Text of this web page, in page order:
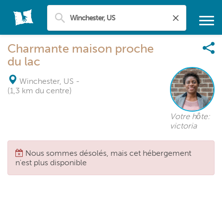
Charmante maison proche
du lac
Winchester, US -
(1,3 km du centre)
Votre hôte:
victoria
Nous sommes désolés, mais cet hébergement
n'est plus disponible